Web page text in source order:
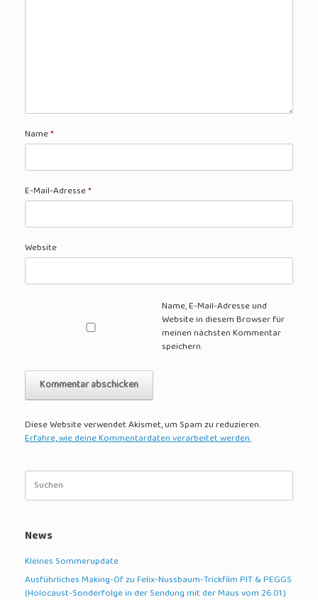
Name*
E-Mail-Adresse*
Website
Name, E-Mail-Adresse und
Website in diesem Browser für
meinen nächsten Kommentar
speichern.
Diese Website verwendet Akismet, um Spam zu reduzieren.
Erfahre, wie deine Kommentardaten verarbeitet werden.
Suche
nach:
News
Kleines Sommerupdate
Ausführliches Making-Of zu Felix-Nussbaum-Trickfilm PIT & PEGGS
(Holocaust-Sonderfolge in der Sendung mit der Maus vom 26.01.)